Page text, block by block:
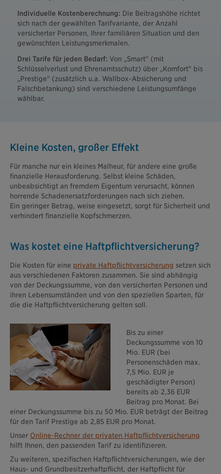
Individuelle Kostenberechnung: Die Beitragshöhe richtet
sich nach der gewählten Tarifvariante, der Anzahl
versicherter Personen, Ihrer familiären Situation und den
gewünschten Leistungsmerkmalen.
Drei Tarife für jeden Bedarf: Von „Smart" (mit
Schlüsselverlust und Ehrenamtsschutz) über „Komfort" bis
„Prestige" (zusätzlich u.a. Wallbox-Absicherung und
Falschbetankung) sind verschiedene Leistungsumfänge
wählbar.
Kleine Kosten, großer Effekt
Für manche nur ein kleines Malheur, für andere eine große
finanzielle Herausforderung. Selbst kleine Schäden,
unbeabsichtigt an fremdem Eigentum verursacht, können
horrende Schadenersatzforderungen nach sich ziehen.
Ein geringer Betrag, weise eingesetzt, sorgt für Sicherheit und
verhindert finanzielle Kopfschmerzen.
Was kostet eine Haftpflichtversicherung?
Die Kosten für eine private Haftpflichtversicherung setzen sich
aus verschiedenen Faktoren zusammen. Sie sind abhängig
von der Deckungssumme, von den versicherten Personen und
ihren Lebensumständen und von den speziellen Sparten, für
die die Haftpflichtversicherung gelten soll.
Bis zu einer
Deckungssumme von 10
Mio. EUR (bei
Personenschäden max.
7,5 Mio. EUR je
geschädigter Person)
bereits ab 2,36 EUR
Beitrag pro Monat. Bei
einer Deckungssumme bis zu 50 Mio. EUR beträgt der Beitrag
für den Tarif Prestige ab 2,85 EUR pro Monat.
Unser Online-Rechner der privaten Haftpflichtversicherung
hilft Ihnen, den passenden Tarif zu identifizieren.
Zu weiteren, spezifischen Haftpflichtversicherungen, wie der
Haus- und Grundbesitzerhaftpflicht, der Haftpflicht für